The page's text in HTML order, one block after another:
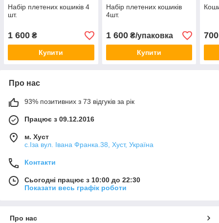
Набір плетених кошиків 4
шт.
1 600 ₴
Купити
Набір плетених кошиків
4шт.
1 600₴/упаковка
Купити
700
Про нас
93% позитивних з 73 відгуків за рік
Працює з 09.12.2016
м. Хуст
с.Іза вул. Івана Франка.38, Хуст, Україна
Контакти
Сьогодні працює з 10:00 до 22:30
Показати весь графік роботи
Про нас